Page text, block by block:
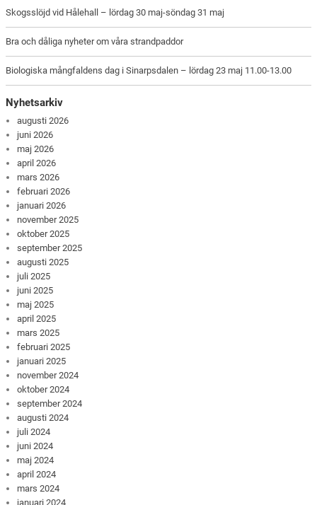
Skogsslöjd vid Hålehall – lördag 30 maj-söndag 31 maj
Bra och dåliga nyheter om våra strandpaddor
Biologiska mångfaldens dag i Sinarpsdalen – lördag 23 maj 11.00-13.00
Nyhetsarkiv
augusti 2026
juni 2026
maj 2026
april 2026
mars 2026
februari 2026
januari 2026
november 2025
oktober 2025
september 2025
augusti 2025
juli 2025
juni 2025
maj 2025
april 2025
mars 2025
februari 2025
januari 2025
november 2024
oktober 2024
september 2024
augusti 2024
juli 2024
juni 2024
maj 2024
april 2024
mars 2024
januari 2024